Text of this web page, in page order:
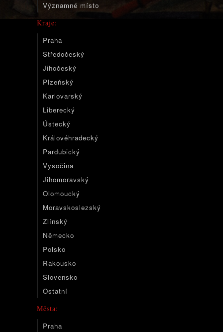
Významné místo
Kraje:
Praha
Středočeský
Jihočeský
Plzeňský
Karlovarský
Liberecký
Ústecký
Královéhradecký
Pardubický
Vysočina
Jihomoravský
Olomoucký
Moravskoslezský
Zlínský
Německo
Polsko
Rakousko
Slovensko
Ostatní
Města:
Praha